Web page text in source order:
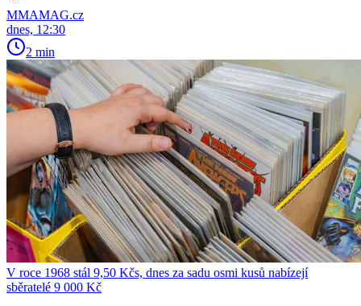
MMAMAG.cz
dnes, 12:30
2 min
V roce 1968 stál 9,50 Kčs, dnes za sadu osmi kusů nabízejí
sběratelé 9 000 Kč